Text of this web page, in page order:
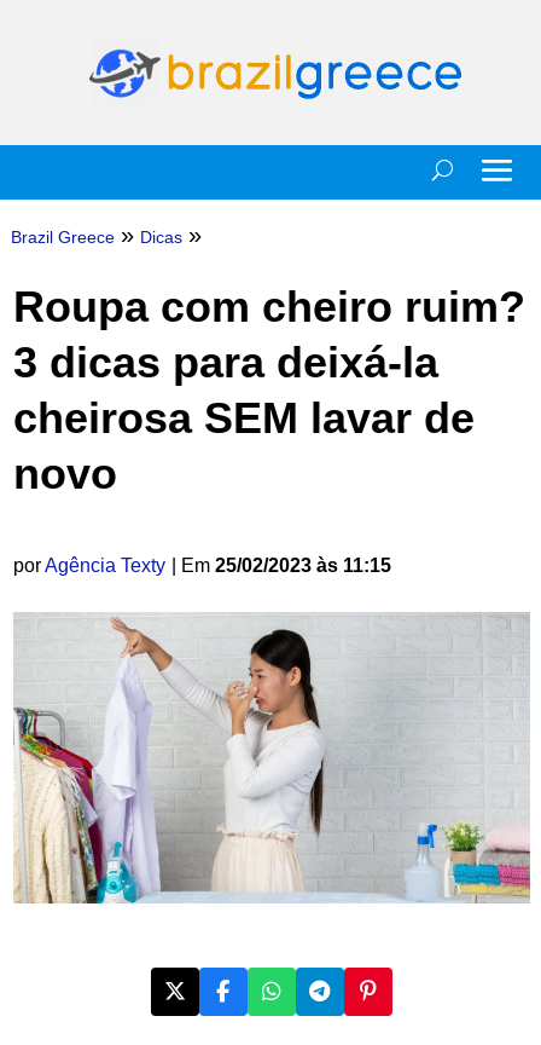
Brazil Greece » Dicas »
Roupa com cheiro ruim?
3 dicas para deixá-la
cheirosa SEM lavar de
novo
porAgência Texty | Em 25/02/2023 às 11:15